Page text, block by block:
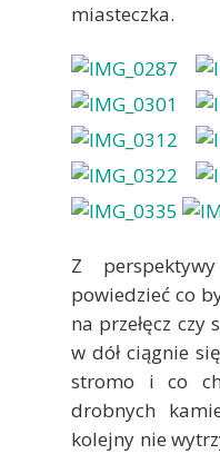
miasteczka.
Z
powiedzieć co
na przełęcz czy
w dół ciągnie
stromo i co
drobnych
kolejny nie